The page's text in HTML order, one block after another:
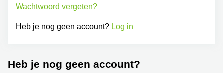
Rotterdam
Tiel
Zwolle
center
Westpoort
Hilversum
Heb je nog geen account?
Wachtwoord vergeten?
Heb je nog geen account? Log in